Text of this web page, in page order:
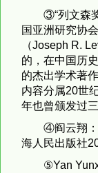
③“列文森
国亚洲研究协
（Joseph R.
的，在中国历
的杰出学术著
内容分属20世
年也曾颁发过三
④阎云翔：
海人民出版社
⑤Yan